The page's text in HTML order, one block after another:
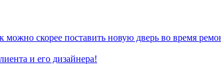
скорее поставить новую дверь во время
и его дизайнера!